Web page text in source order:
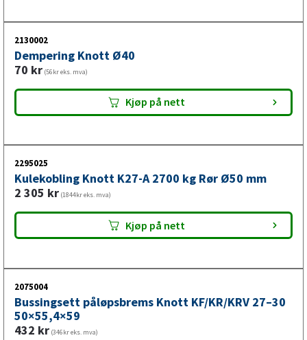
2130002
Dempering Knott Ø40
70 kr (56kr eks. mva)
Kjøp på nett
2295025
Kulekobling Knott K27-A 2700 kg Rør Ø50 mm
2 305 kr (1844kr eks. mva)
Kjøp på nett
2075004
Bussingsett påløpsbrems Knott KF/KR/KRV 27–30
50×55,4×59
432 kr (346kr eks. mva)